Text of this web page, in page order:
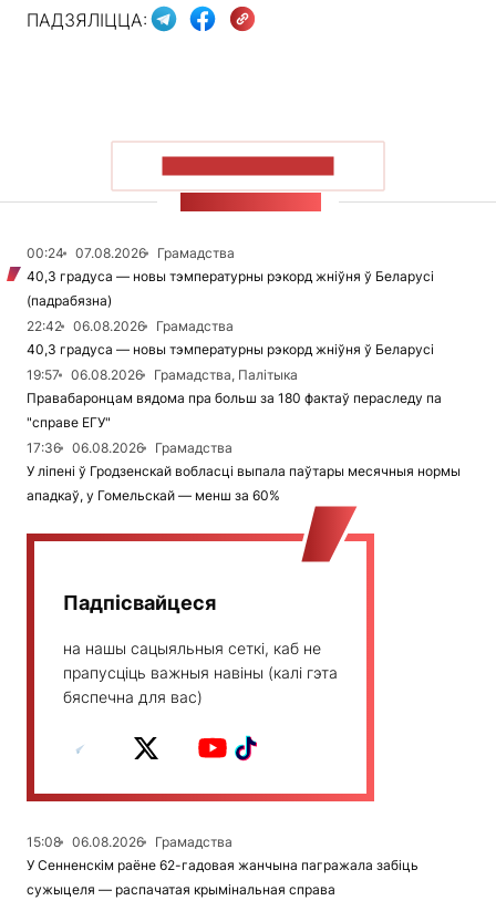
ПАДЗЯЛІЦЦА:
00:24 07.08.2026
Грамадства
40,3 градуса — новы тэмпературны рэкорд жніўня ў Беларусі
(падрабязна)
22:42
06.08.2026
Грамадства
40,3 градуса — новы тэмпературны рэкорд жніўня ў Беларусі
19:57
06.08.2026
Грамадства, Палітыка
Правабаронцам вядома пра больш за 180 фактаў пераследу па
"справе ЕГУ"
17:36
06.08.2026
Грамадства
У ліпені ў Гродзенскай вобласці выпала паўтары месячныя нормы
ападкаў, у Гомельскай — менш за 60%
Падпісвайцеся
на нашы сацыяльныя сеткі, каб не
прапусціць важныя навіны (калі гэта
бяспечна для вас)
15:08 06.08.2026
Грамадства
У Сенненскім раёне 62-гадовая жанчына пагражала забіць
сужыцеля — распачатая крымінальная справа